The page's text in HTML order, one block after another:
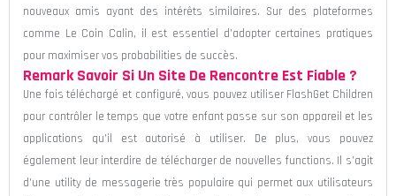
nouveaux amis ayant des intérêts similaires. Sur des plateformes
comme Le Coin Calin, il est essentiel d’adopter certaines pratiques
pour maximiser vos probabilities de succès.
Remark Savoir Si Un Site De Rencontre Est Fiable ?
Une fois téléchargé et configuré, vous pouvez utiliser FlashGet Children
pour contrôler le temps que votre enfant passe sur son appareil et les
applications qu’il est autorisé à utiliser. De plus, vous pouvez
également leur interdire de télécharger de nouvelles functions. Il s’agit
d’une utility de messagerie très populaire qui permet aux utilisateurs